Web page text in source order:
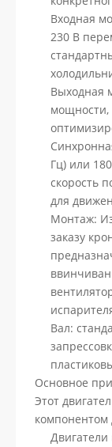
Входная
230 В
Выходная
мощности,
Гц) или
скорость
для
Монтаж:
заказу
Вал:
Основное
Этот
компонентом
Двигатели